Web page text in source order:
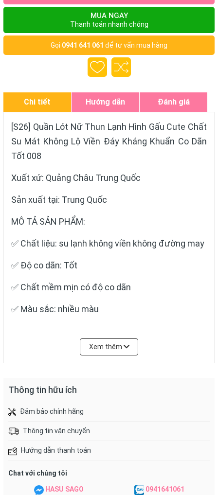
MUA NGAY
Thanh toán nhanh chóng
Gọi 0941 641 061 để tư vấn mua hàng
Chi tiết Hướng dẫn Đánh giá
[S26] Quần Lót Nữ Thun Lạnh Hình Gấu Cute Chất
Su Mát Không Lộ Viền Đáy Kháng Khuẩn Co Dãn
Tốt 008
Xuất xứ: Quảng Châu Trung Quốc
Sản xuất tại: Trung Quốc
MÔ TẢ SẢN PHẨM:
✅ Chất liệu: su lạnh không viền không đường may
✅ Độ co dãn: Tốt
✅ Chất mềm mịn có độ co dãn
✅ Màu sắc: nhiều màu
Xem thêm
Thông tin hữu ích
Đảm bảo chính hãng
Thông tin vận chuyển
Hướng dẫn thanh toán
Chat với chúng tôi
HASU SAGO 0941641061